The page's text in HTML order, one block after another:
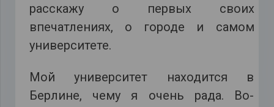
расскажу о первых своих
впечатлениях, о городе и самом
университете.
Мой университет находится в
Берлине, чему я очень рада. Во-